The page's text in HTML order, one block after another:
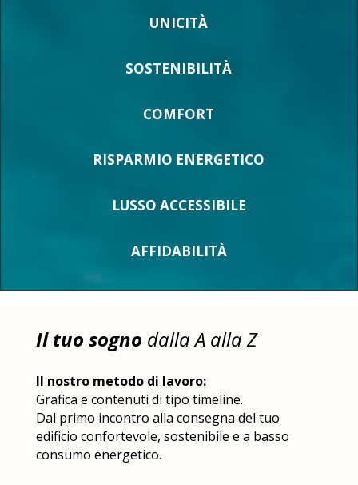
UNICITÀ
SOSTENIBILITÀ
COMFORT
RISPARMIO ENERGETICO
LUSSO ACCESSIBILE
AFFIDABILITÀ
Il tuo sogno dalla A alla Z
Il nostro metodo di lavoro:
Grafica e contenuti di tipo timeline.
Dal primo incontro alla consegna del tuo
edificio confortevole, sostenibile e a basso
consumo energetico.